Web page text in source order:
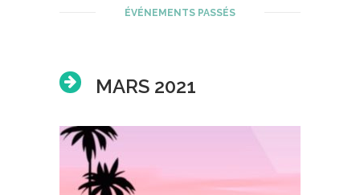
ÉVÉNEMENTS PASSÉS
MARS 2021